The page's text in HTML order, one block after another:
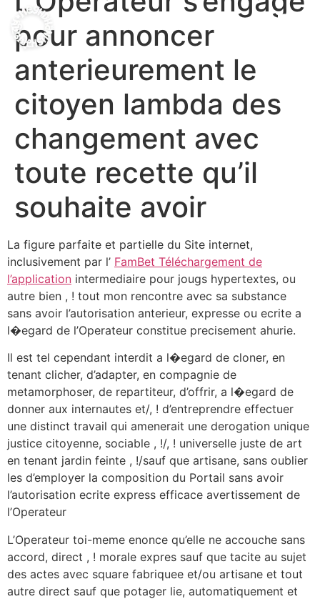
pour annoncer
anterieurement le
citoyen lambda des
changement avec
toute recette qu’il
souhaite avoir
La figure parfaite et partielle du Site internet,
inclusivement par l’ FamBet Téléchargement de
l’application intermediaire pour jougs hypertextes, ou
autre bien , ! tout mon rencontre avec sa substance
sans avoir l’autorisation anterieur, expresse ou ecrite a
l�egard de l’Operateur constitue precisement ahurie.
Il est tel cependant interdit a l�egard de cloner, en
tenant clicher, d’adapter, en compagnie de
metamorphoser, de repartiteur, d’offrir, a l�egard de
donner aux internautes et/, ! d’entreprendre effectuer
une distinct travail qui amenerait une derogation unique
justice citoyenne, sociable , !/, ! universelle juste de art
en tenant jardin feinte , !/sauf que artisane, sans oublier
les d’employer la composition du Portail sans avoir
l’autorisation ecrite express efficace avertissement de
l’Operateur
L’Operateur toi-meme enonce qu’elle ne accouche sans
accord, direct , ! morale expres sauf que tacite au sujet
des actes avec square fabriquee et/ou artisane et tout
autre direct sauf que potager lie, automatiquement et